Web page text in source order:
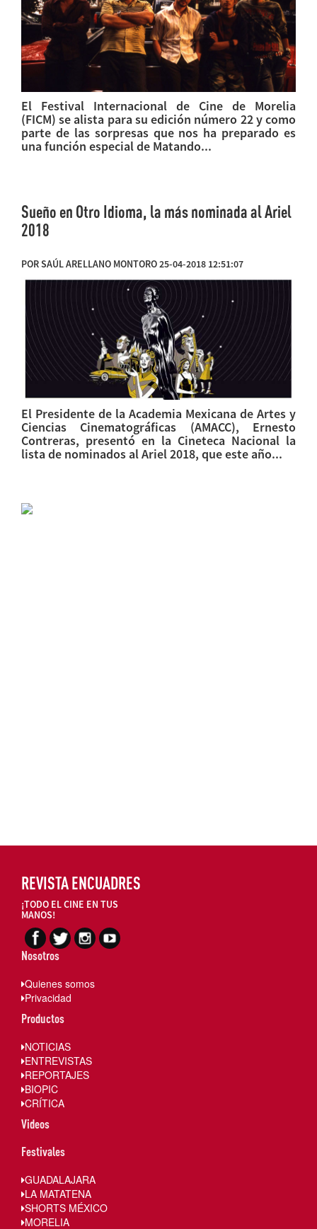
El Festival Internacional de Cine de Morelia
(FICM) se alista para su edición número 22 y como
parte de las sorpresas que nos ha preparado es
una función especial de Matando...
Sueño en Otro Idioma, la más nominada al Ariel
2018
POR SAÚL ARELLANO MONTORO 25-04-2018 12:51:07
El Presidente de la Academia Mexicana de Artes y
Ciencias Cinematográficas (AMACC), Ernesto
Contreras, presentó en la Cineteca Nacional la
lista de nominados al Ariel 2018, que este año...
REVISTA ENCUADRES
¡TODO EL CINE EN TUS
MANOS!
Nosotros
Quienes somos
Privacidad
Productos
NOTICIAS
ENTREVISTAS
REPORTAJES
BIOPIC
CRÍTICA
Videos
Festivales
GUADALAJARA
LA MATATENA
SHORTS MÉXICO
MORELIA